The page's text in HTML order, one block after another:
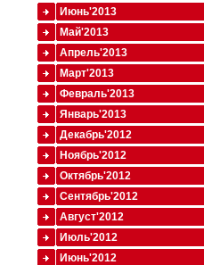
Июнь'2013
Май'2013
Апрель'2013
Март'2013
Февраль'2013
Январь'2013
Декабрь'2012
Ноябрь'2012
Октябрь'2012
Сентябрь'2012
Август'2012
Июль'2012
Июнь'2012